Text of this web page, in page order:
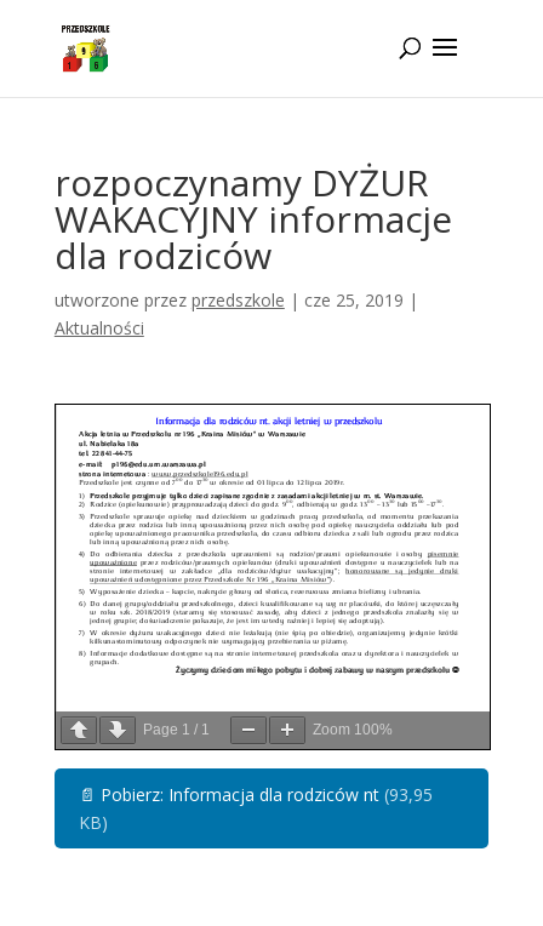
rozpoczynamy DYŻUR
WAKACYJNY informacje
dla rodziców
utworzone przez przedszkole | cze 25, 2019 |
Aktualności
Page 1 / 1 Zoom 100%
📄 Pobierz: Informacja dla rodziców nt (93,95
KB)